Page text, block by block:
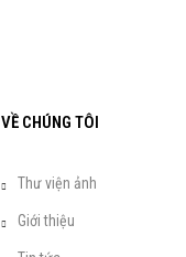
VỀ CHÚNG TÔI
Thư viện ảnh
Giới thiệu